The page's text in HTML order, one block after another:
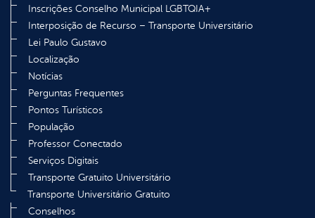
Inscrições Conselho Municipal LGBTQIA+
Interposição de Recurso – Transporte Universitário
Lei Paulo Gustavo
Localização
Notícias
Perguntas Frequentes
Pontos Turísticos
População
Professor Conectado
Serviços Digitais
Transporte Gratuito Universitário
Transporte Universitário Gratuito
Conselhos